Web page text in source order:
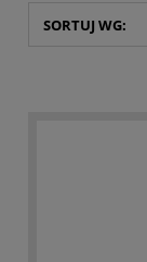
SORTUJ WG: